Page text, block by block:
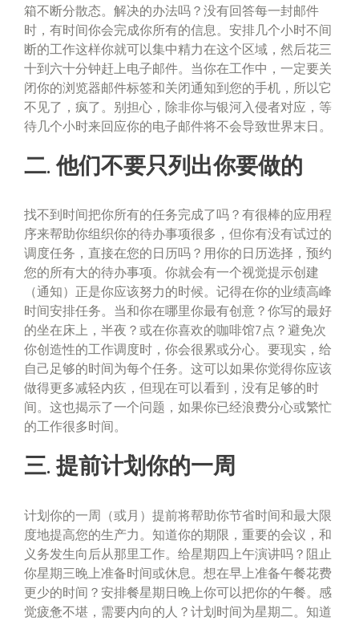
箱不断分散态。解决的办法吗？没有回答每一封邮件
时，有时间你会完成你所有的信息。安排几个小时不间
断的工作这样你就可以集中精力在这个区域，然后花三
十到六十分钟赶上电子邮件。当你在工作中，一定要关
闭你的浏览器邮件标签和关闭通知到您的手机，所以它
不见了，疯了。别担心，除非你与银河入侵者对应，等
待几个小时来回应你的电子邮件将不会导致世界末日。
二. 他们不要只列出你要做的
找不到时间把你所有的任务完成了吗？有很棒的应用程
序来帮助你组织你的待办事项很多，但你有没有试过的
调度任务，直接在您的日历吗？用你的日历选择，预约
您的所有大的待办事项。你就会有一个视觉提示创建
（通知）正是你应该努力的时候。记得在你的业绩高峰
时间安排任务。当和你在哪里你最有创意？你写的最好
的坐在床上，半夜？或在你喜欢的咖啡馆7点？避免次
你创造性的工作调度时，你会很累或分心。要现实，给
自己足够的时间为每个任务。这可以如果你觉得你应该
做得更多减轻内疚，但现在可以看到，没有足够的时
间。这也揭示了一个问题，如果你已经浪费分心或繁忙
的工作很多时间。
三. 提前计划你的一周
计划你的一周（或月）提前将帮助你节省时间和最大限
度地提高您的生产力。知道你的期限，重要的会议，和
义务发生向后从那里工作。给星期四上午演讲吗？阻止
你星期三晚上准备时间或休息。想在早上准备午餐花费
更少的时间？安排餐星期日晚上你可以把你的午餐。感
觉疲惫不堪，需要内向的人？计划时间为星期二。知道